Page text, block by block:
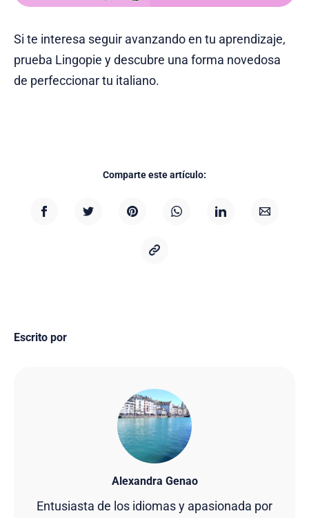
Si te interesa seguir avanzando en tu aprendizaje,
prueba Lingopie y descubre una forma novedosa
de perfeccionar tu italiano.
Comparte este artículo:
Escrito por
Alexandra Genao
Entusiasta de los idiomas y apasionada por